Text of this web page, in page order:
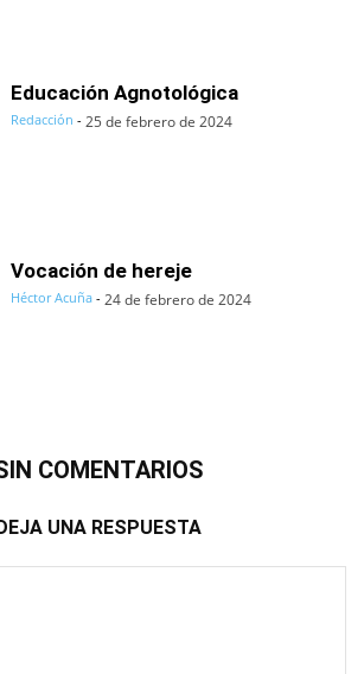
Educación Agnotológica
Redacción - 25 de febrero de 2024
Vocación de hereje
Héctor Acuña - 24 de febrero de 2024
COMENTARIOS
DEJA UNA RESPUESTA